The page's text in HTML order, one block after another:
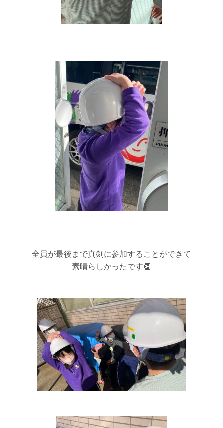
全員が最後まで真剣に参加することができて
素晴らしかったです👏